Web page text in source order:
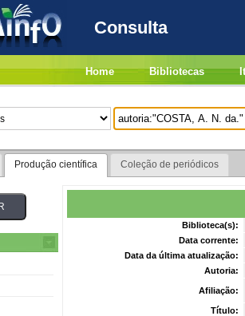
Consulta
Home Bibliotecas
Produção científica Coleção de periódicos
Biblioteca(s):
Data corrente:
Data da última atualização:
Autoria:
Afiliação:
Título: